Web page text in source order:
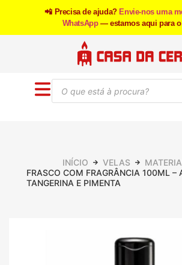
📲 Precisa de ajuda? Envie-nos uma
WhatsApp — estamos aqui para o
INÍCIO VELAS
FRASCO COM FRAGRÂNCIA 100ML –
TANGERINA E PIMENTA